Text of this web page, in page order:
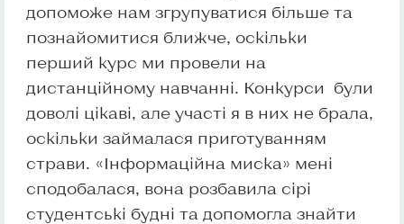
допоможе нам згрупуватися більше та
познайомитися ближче, оскільки
перший курс ми провели на
дистанційному навчанні. Конкурси були
доволі цікаві, але участі я в них не брала,
оскільки займалася приготуванням
страви. «Інформаційна миска» мені
сподобалася, вона розбавила сірі
студентські будні та допомогла знайти